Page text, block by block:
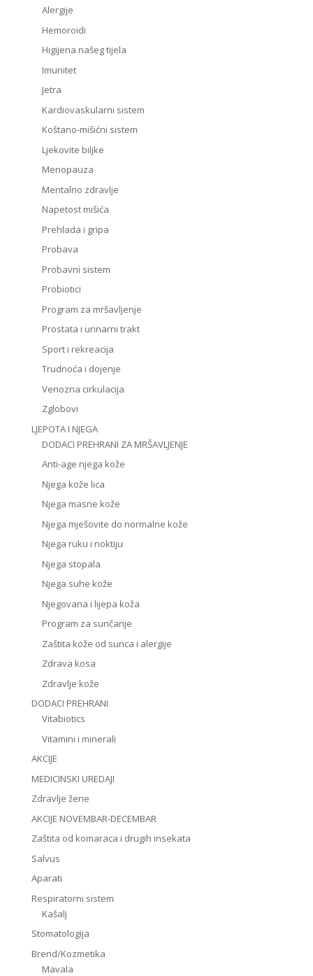
Alergije
Hemoroidi
Higijena našeg tijela
Imunitet
Jetra
Kardiovaskularni sistem
Koštano-mišićni sistem
Ljekovite biljke
Menopauza
Mentalno zdravlje
Napetost mišića
Prehlada i gripa
Probava
Probavni sistem
Probiotici
Program za mršavljenje
Prostata i urinarni trakt
Sport i rekreacija
Trudnoća i dojenje
Venozna cirkulacija
Zglobovi
LJEPOTA I NJEGA
DODACI PREHRANI ZA MRŠAVLJENJE
Anti-age njega kože
Njega kože lica
Njega masne kože
Njega mješovite do normalne kože
Njega ruku i noktiju
Njega stopala
Njega suhe kože
Njegovana i lijepa koža
Program za sunčanje
Zaštita kože od sunca i alergije
Zdrava kosa
Zdravlje kože
DODACI PREHRANI
Vitabiotics
Vitamini i minerali
AKCIJE
MEDICINSKI UREDAJI
Zdravlje žene
AKCIJE NOVEMBAR-DECEMBAR
Zaštita od komaraca i drugih insekata
Salvus
Aparati
Respiratorni sistem
Kašalj
Stomatologija
Brend/Kozmetika
Mavala